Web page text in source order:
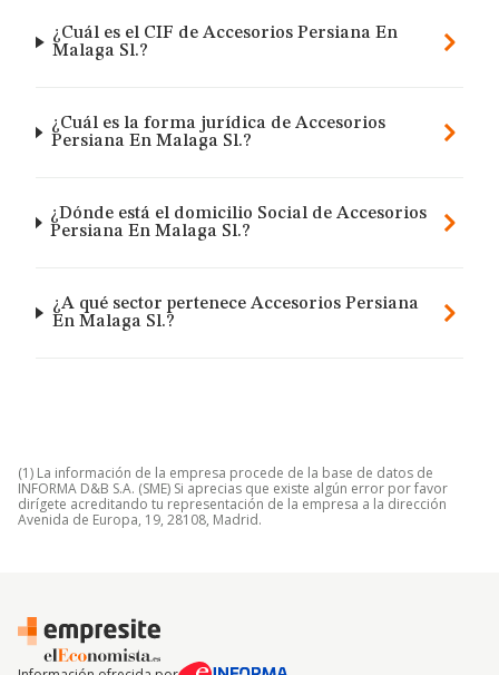
¿Cuál es el CIF de Accesorios Persiana En
Malaga Sl.?
¿Cuál es la forma jurídica de Accesorios
Persiana En Malaga Sl.?
¿Dónde está el domicilio Social de Accesorios
Persiana En Malaga Sl.?
¿A qué sector pertenece Accesorios Persiana
En Malaga Sl.?
(1) La información de la empresa procede de la base de datos de
INFORMA D&B S.A. (SME) Si aprecias que existe algún error por favor
dirígete acreditando tu representación de la empresa a la dirección
Avenida de Europa, 19, 28108, Madrid.